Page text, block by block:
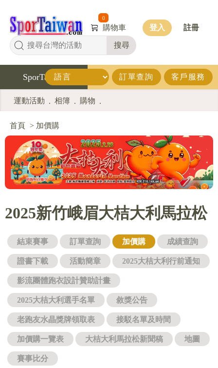
搜尋
0
購物車 登入 註冊
SporTaiwan 訂單查詢 客戶服務
運動活動 . 相簿 . 購物 .
首頁 > 加價購
2025新竹峨眉大桔大利馬拉松
結束賽事 訂單查詢 加價購 成績查詢
證書下載 活動簡章 2025大桔大利行前通知
影流團體跑衣設計贊助計畫
2025大桔大利選手名單 敘獎公告
老跑友水晶獎牌領取表 接駁名單及時間
加價購一覽表 大桔大利馬拉松新聞稿 地圖
賽事比分